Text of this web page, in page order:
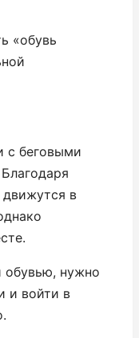
«обувь
с беговыми
движутся в
обувью, нужно
и войти в